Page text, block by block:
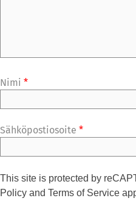
Nimi *
Sähköpostiosoite *
This site is protected by
Policy and Terms of Service